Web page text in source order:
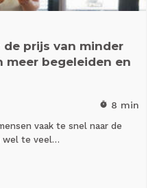
prijs van minder
meer begeleiden en
timer 8 min
vaak te snel naar de
wel te veel…